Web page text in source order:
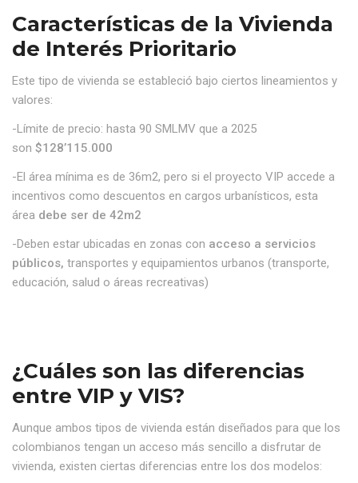
Características de la Vivienda
de Interés Prioritario
Este tipo de vivienda se estableció bajo ciertos lineamientos y
valores:
-Límite de precio: hasta 90 SMLMV que a 2025
son $128’115.000
-El área mínima es de 36m2, pero si el proyecto VIP accede a
incentivos como descuentos en cargos urbanísticos, esta
área debe ser de 42m2
-Deben estar ubicadas en zonas con acceso a servicios
públicos, transportes y equipamientos urbanos (transporte,
educación, salud o áreas recreativas)
¿Cuáles son las diferencias
entre VIP y VIS?
Aunque ambos tipos de vivienda están diseñados para que los
colombianos tengan un acceso más sencillo a disfrutar de
vivienda, existen ciertas diferencias entre los dos modelos: